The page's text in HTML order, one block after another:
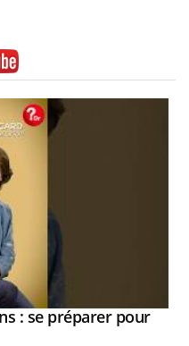
: se préparer pour